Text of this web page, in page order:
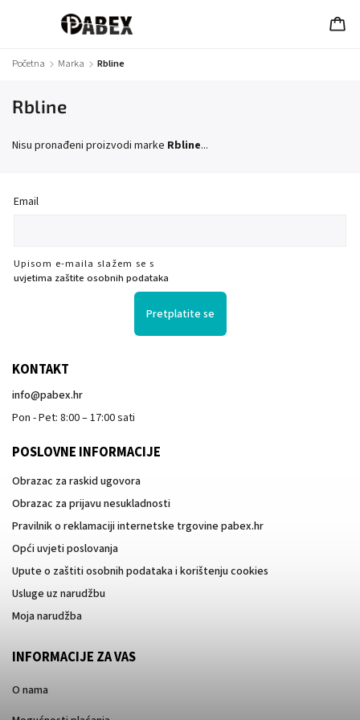
Početna / Marka / Rbline
Rbline
Nisu pronađeni proizvodi marke Rbline...
Email
Upisom e-maila slažem se s
uvjetima zaštite osobnih podataka
Pretplatite se
KONTAKT
info@pabex.hr
Pon - Pet: 8:00 – 17:00 sati
POSLOVNE INFORMACIJE
Obrazac za raskid ugovora
Obrazac za prijavu nesukladnosti
Pravilnik o reklamaciji internetske trgovine pabex.hr
Opći uvjeti poslovanja
Upute o zaštiti osobnih podataka i korištenju cookies
Usluge uz narudžbu
Moja narudžba
INFORMACIJE ZA VAS
O nama